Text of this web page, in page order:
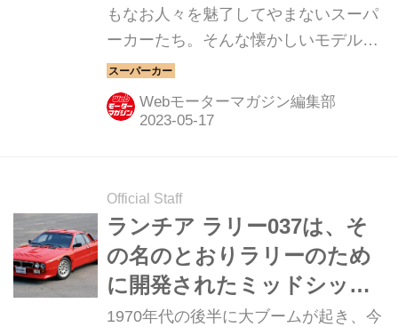
ークロニクル／036】
もなお人々を魅了してやまないスーパ
ーカーたち。そんな懐かしいモデルか
ら現代のハイパースポーツまでを紹介
していく、スーパーカークロニクル。
今回は、ピニンファリーナ ミトスだ。
Webモーターマガジン編集部
Official Staff
ランチア ラリー037は、そ
の名のとおりラリーのため
に開発されたミッドシップ
RWDだった【スーパーカー
1970年代の後半に大ブームが起き、今